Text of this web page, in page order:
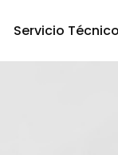
Servicio